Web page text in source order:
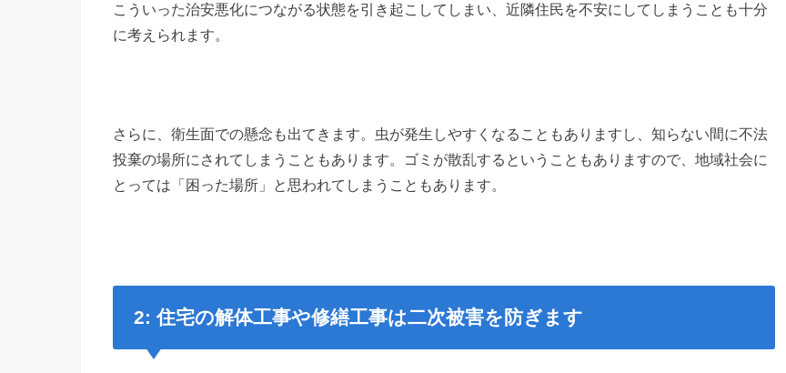
こういった治安悪化につながる状態を引き起こしてしまい、近隣住民を不安にしてしまうことも十分
に考えられます。
さらに、衛生面での懸念も出てきます。虫が発生しやすくなることもありますし、知らない間に不法
投棄の場所にされてしまうこともあります。ゴミが散乱するということもありますので、地域社会に
とっては「困った場所」と思われてしまうこともあります。
2:住宅の解体工事や修繕工事は二次被害を防ぎます